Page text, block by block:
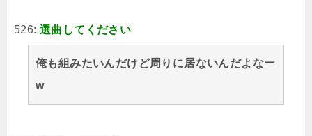
526: 選曲してください
俺も組みたいんだけど周りに居ないんだよなー
w